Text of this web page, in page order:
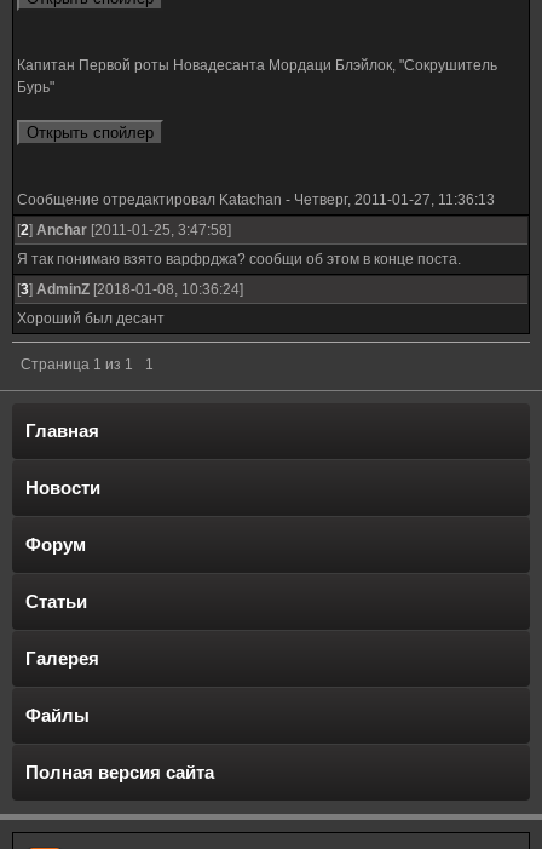
Капитан Первой роты Новадесанта Мордаци Блэйлок, "Сокрушитель
Бурь"
Сообщение отредактировал Katachan - Четверг, 2011-01-27, 11:36:13
[2] Anchar [2011-01-25, 3:47:58]
Я так понимаю взято варфрджа? сообщи об этом в конце поста.
[3] AdminZ [2018-01-08, 10:36:24]
Хороший был десант
Страница 1 из 1 1
Главная
Новости
Форум
Статьи
Галерея
Файлы
Полная версия сайта